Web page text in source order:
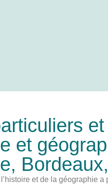
et
l’histoire et de la géographie